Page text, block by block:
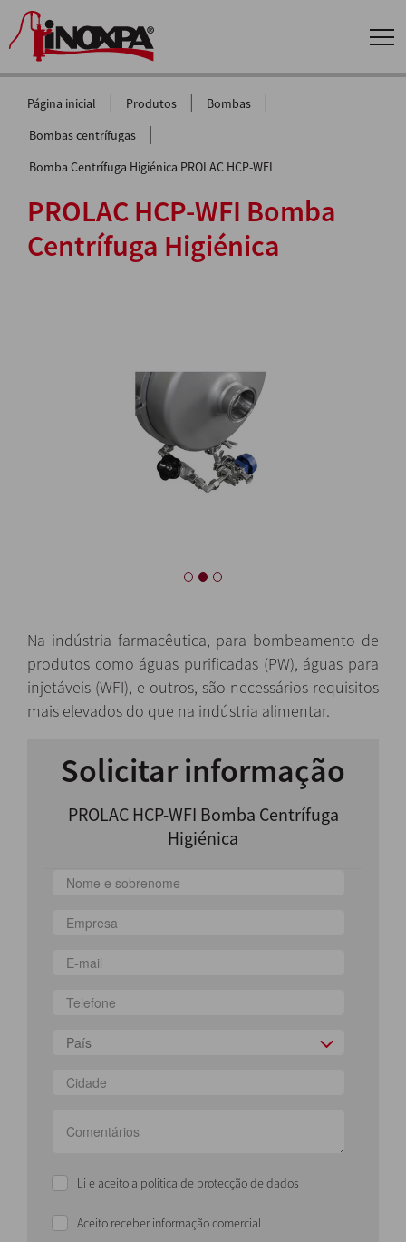
Página inicial | Produtos | Bombas |
Bombas centrífugas |
Bomba Centrífuga Higiénica PROLAC HCP-WFI
PROLAC HCP-WFI Bomba
Centrífuga Higiénica
Na indústria farmacêutica, para bombeamento de
produtos como águas purificadas (PW), águas para
injetáveis (WFI), e outros, são necessários requisitos
mais elevados do que na indústria alimentar.
Solicitar informação
PROLAC HCP-WFI Bomba Centrífuga
Higiénica
País
Li e aceito a politica de protecção de dados
Aceito receber informação comercial